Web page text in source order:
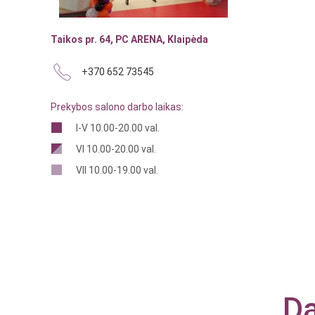
Taikos pr. 64, PC ARENA, Klaipėda
+370 652 73545
Prekybos salono darbo laikas:
I-V 10.00-20.00 val.
VI 10.00-20.00 val.
VII 10.00-19.00 val.